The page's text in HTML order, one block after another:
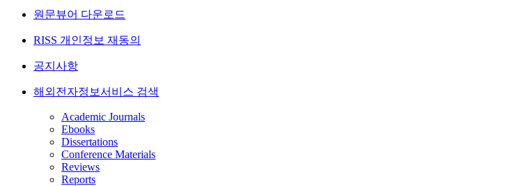
원문뷰어 다운로드
RISS 개인정보 재동의
공지사항
해외전자정보서비스 검색
Academic Journals
Ebooks
Dissertations
Conference Materials
Reviews
Reports